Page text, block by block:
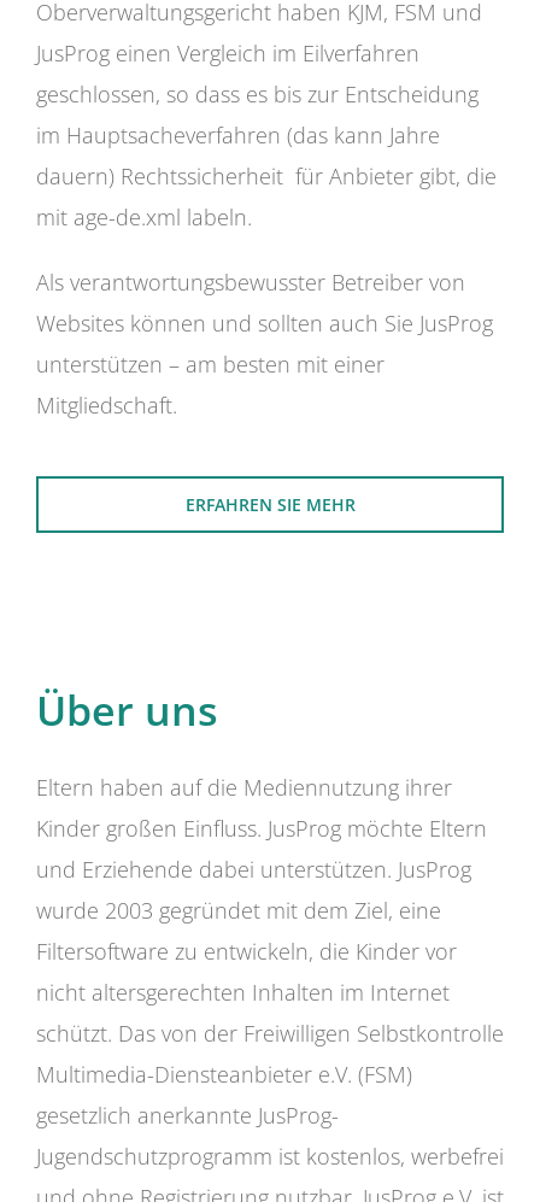
Oberverwaltungsgericht haben KJM, FSM und
JusProg einen Vergleich im Eilverfahren
geschlossen, so dass es bis zur Entscheidung
im Hauptsacheverfahren (das kann Jahre
dauern) Rechtssicherheit für Anbieter gibt, die
mit age-de.xml labeln.
Als verantwortungsbewusster Betreiber von
Websites können und sollten auch Sie JusProg
unterstützen – am besten mit einer
Mitgliedschaft.
ERFAHREN SIE MEHR
Über uns
Eltern haben auf die Mediennutzung ihrer
Kinder großen Einfluss. JusProg möchte Eltern
und Erziehende dabei unterstützen. JusProg
wurde 2003 gegründet mit dem Ziel, eine
Filtersoftware zu entwickeln, die Kinder vor
nicht altersgerechten Inhalten im Internet
schützt. Das von der Freiwilligen Selbstkontrolle
Multimedia-Diensteanbieter e.V. (FSM)
gesetzlich anerkannte JusProg-
Jugendschutzprogramm ist kostenlos, werbefrei